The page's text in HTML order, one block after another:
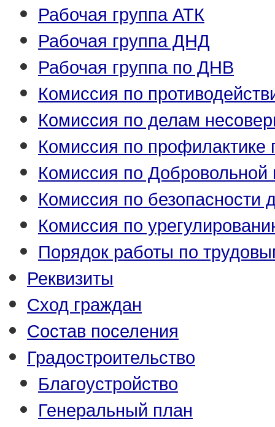
Рабочая группа АТК
Рабочая группа ДНД
Рабочая группа по ДНВ
Комиссия по
Комиссия по делам
Комиссия по
Комиссия по
Комиссия по безопасности
Комиссия по
Порядок работы по
Реквизиты
Сход граждан
Состав поселения
Градостроительство
Благоустройство
Генеральный план